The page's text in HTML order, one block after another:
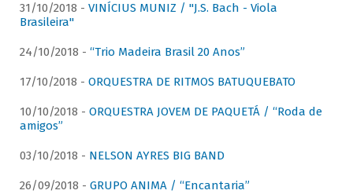
31/10/2018 - VINÍCIUS MUNIZ / "J.S. Bach - Viola
Brasileira"
24/10/2018 - “Trio Madeira Brasil 20 Anos”
17/10/2018 - ORQUESTRA DE RITMOS BATUQUEBATO
10/10/2018 - ORQUESTRA JOVEM DE PAQUETÁ / “Roda de
amigos”
03/10/2018 - NELSON AYRES BIG BAND
26/09/2018 - GRUPO ANIMA / “Encantaria”